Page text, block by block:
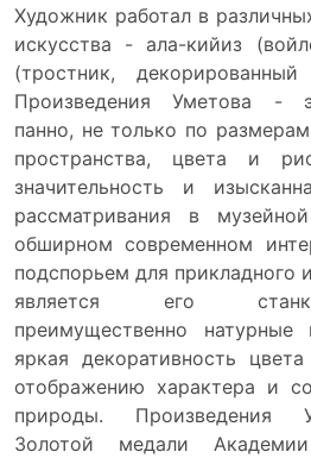
Художник работал в
искусства - ала-кийиз
(тростник,
Произведения Уметова -
панно, не только по
пространства, цвета и
значительность и
рассматривания в
обширном современном
подспорьем для прикладного
является его
преимущественно
яркая декоративность
отображению характера и
природы. Произведения
Золотой медали